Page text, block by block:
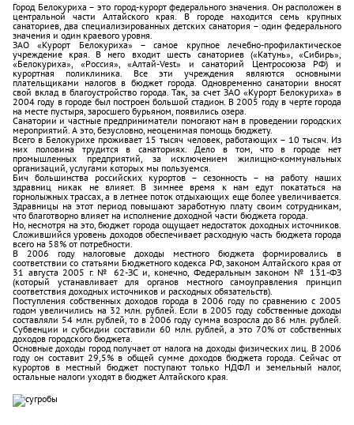
Город Белокуриха – это город-курорт федерального значения. Он расположен в
центральной части Алтайского края. В городе находится семь крупных
санаториев, два специализированных детских санатория – один федерального
значения и один краевого уровня.
ЗАО «Курорт Белокуриха» – самое крупное лечебно-профилактическое
учреждение края. В него входит шесть санаториев («Катунь», «Сибирь»,
«Белокуриха», «Россия», «Алтай-Vest» и санаторий Центросоюза РФ) и
курортная поликлиника. Все эти учреждения являются основными
плательщиками налогов в бюджет города. Одновременно санатории вносят
свой вклад в благоустройство города. Так, за счет ЗАО «Курорт Белокуриха» в
2004 году в городе был построен большой стадион. В 2005 году в черте города
на месте пустыря, заросшего бурьяном, появились озера.
Санатории и частные предприниматели помогают нам в проведении городских
мероприятий. А это, безусловно, неоценимая помощь бюджету.
Всего в Белокурихе проживает 15 тысяч человек, работающих – 10 тысяч. Из
них половина трудится в санаториях. Дело в том, что в городе нет
промышленных предприятий, за исключением жилищно-коммунальных
организаций, услугами которых мы пользуемся.
Бич большинства российских курортов – сезонность – на работу наших
здравниц никак не влияет. В зимнее время к нам едут покататься на
горнолыжных трассах, а в летнее поток отдыхающих еще более увеличивается.
Здравницы на этот период повышают заработную плату своим сотрудникам,
что благотворно влияет на исполнение доходной части бюджета города.
Но, несмотря на это, бюджет города ощущает недостаток доходных источников.
Сложившийся уровень доходов обеспечивает расходную часть бюджета города
всего на 58% от потребности.
В 2006 году налоговые доходы местного бюджета формировались в
соответствии со статьями Бюджетного кодекса РФ, законом Алтайского края от
31 августа 2005 г. № 62-ЗС и, конечно, Федеральным законом № 131-ФЗ
(который устанавливает для органов местного самоуправления принцип
соответствия доходных источников и расходных обязательств).
Поступления собственных доходов города в 2006 году по сравнению с 2005
годом увеличились на 32 млн. рублей. Если в 2005 году собственные доходы
составляли 54 млн. рублей, то в 2006 году сумма возросла до 86 млн. рублей.
Субвенции и субсидии составили 60 млн. рублей, а это 70% от собственных
доходов городского бюджета.
Основные доходы город получает от налога на доходы физических лиц. В 2006
году он составит 29,5% в общей сумме доходов бюджета города. Сейчас от
курортов в местный бюджет поступают только НДФЛ и земельный налог,
остальные налоги уходят в бюджет Алтайского края.